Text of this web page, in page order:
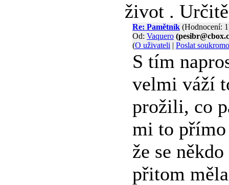
život .
Re: Pamětník (Hodnocení:
Od: Vaquero
(O uživateli | Poslat
S tím
velmi váží
prožili, co
mi to
že se
přitom